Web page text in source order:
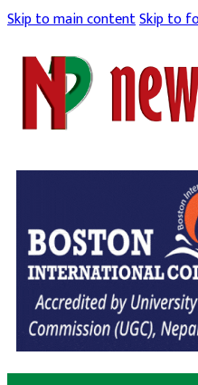
Skip to main contentSkip to